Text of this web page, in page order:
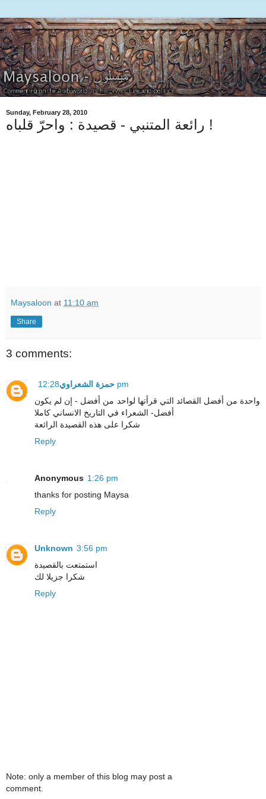
Sunday, February 28, 2010
رائعة المتنبي - قصيدة : واحرّ قلباه !
Maysaloon at 11:10 am
Share
3 comments:
حمزة الشعراوي 12:28 pm
واحدة من أفضل القصائد التي قرأتها لواحد من أفضل - إن لم يكون
أفضل- الشعراء في التاريخ الانساني كاملا
شكرا على هذه القصيدة الرائعة
Reply
Anonymous 1:26 pm
thanks for posting Maysa
Reply
Unknown 3:56 pm
استمتعت بالقصيدة
شكرا جزيلا لك
Reply
Note: only a member of this blog may post a
comment.